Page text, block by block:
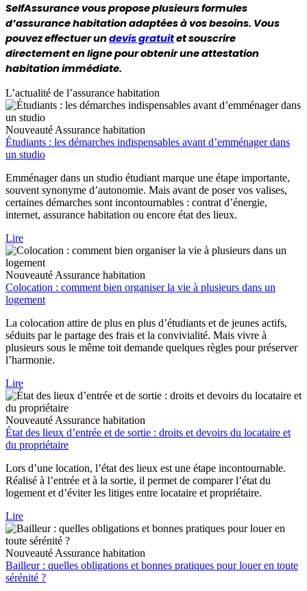
SelfAssurance vous propose plusieurs formules
d’assurance habitation adaptées à vos besoins. Vous
pouvez effectuer un devis gratuit et souscrire
directement en ligne pour obtenir une attestation
habitation immédiate.
L’actualité de l’assurance habitation
Nouveauté Assurance habitation
Étudiants : les démarches indispensables avant d’emménager dans
un studio
Emménager dans un studio étudiant marque une étape importante,
souvent synonyme d’autonomie. Mais avant de poser vos valises,
certaines démarches sont incontournables : contrat d’énergie,
internet, assurance habitation ou encore état des lieux.
Lire
Nouveauté Assurance habitation
Colocation : comment bien organiser la vie à plusieurs dans un
logement
La colocation attire de plus en plus d’étudiants et de jeunes actifs,
séduits par le partage des frais et la convivialité. Mais vivre à
plusieurs sous le même toit demande quelques règles pour préserver
l’harmonie.
Lire
Nouveauté Assurance habitation
État des lieux d’entrée et de sortie : droits et devoirs du locataire et
du propriétaire
Lors d’une location, l’état des lieux est une étape incontournable.
Réalisé à l’entrée et à la sortie, il permet de comparer l’état du
logement et d’éviter les litiges entre locataire et propriétaire.
Lire
Nouveauté Assurance habitation
Bailleur : quelles obligations et bonnes pratiques pour louer en toute
sérénité ?